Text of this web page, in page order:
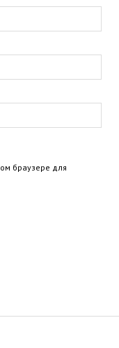
браузере для